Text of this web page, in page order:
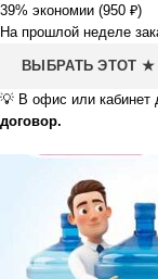
39% экономии (950 ₽)
На прошлой неделе
ВЫБРАТЬ ЭТОТ ★
💡 В офис или кабинет
договор.